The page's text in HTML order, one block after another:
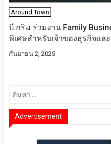
Around Town
บี.กริม ร่วมงาน Family
พิเศษสำหรับเจ้าของธุรกิจแล
กันยายน 2, 2025
Advertisement